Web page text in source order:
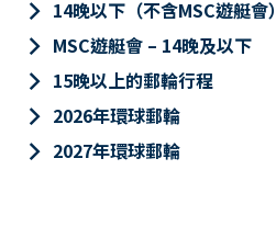
keyboard_arrow_right 14晚以下（不含MSC遊艇會）
keyboard_arrow_right MSC遊艇會 – 14晚及以下
keyboard_arrow_right 15晚以上的郵輪行程
keyboard_arrow_right 2026年環球郵輪
keyboard_arrow_right 2027年環球郵輪